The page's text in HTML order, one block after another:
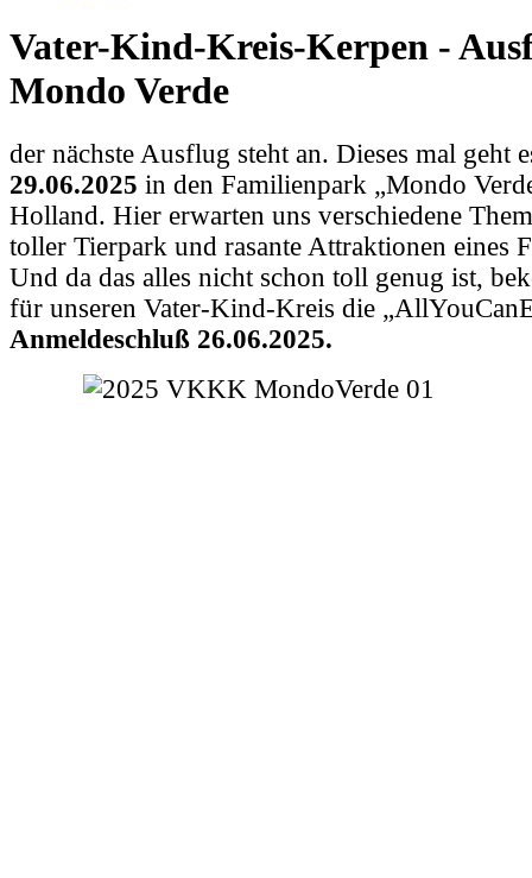
Vater-Kind-Kreis-Kerpen -
Mondo Verde
der nächste Ausflug steht an. Dieses mal geht
29.06.2025 in den Familienpark „Mondo
Holland. Hier erwarten uns verschiedene
toller Tierpark und rasante Attraktionen eines
Und da das alles nicht schon toll genug ist,
für unseren Vater-Kind-Kreis die
Anmeldeschluß 26.06.2025.